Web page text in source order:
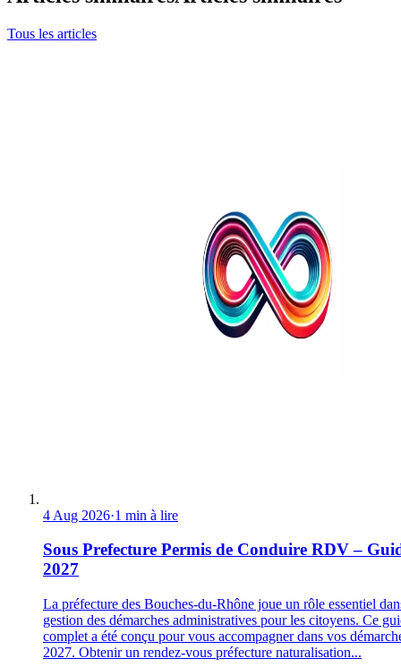
Tous les articles
4 Aug 2026·1 min à lire
Sous Prefecture Permis de Conduire RDV –
2027
La préfecture des Bouches-du-Rhône joue un rôle essentiel
gestion des démarches administratives pour les citoyens. Ce
complet a été conçu pour vous accompagner dans vos
2027. Obtenir un rendez-vous préfecture naturalisation...